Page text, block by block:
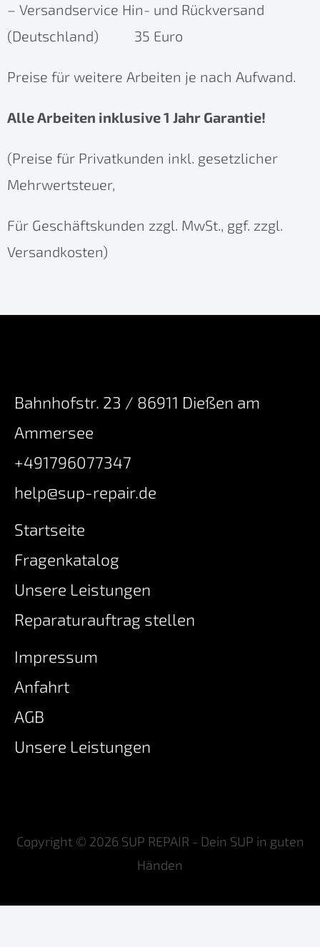
– Versandservice Hin- und Rückversand
(Deutschland) 35 Euro
Preise für weitere Arbeiten je nach Aufwand.
Alle Arbeiten inklusive 1 Jahr Garantie!
(Preise für Privatkunden inkl. gesetzlicher
Mehrwertsteuer,
Für Geschäftskunden zzgl. MwSt., ggf. zzgl.
Versandkosten)
Bahnhofstr. 23 / 86911 Dießen am
Ammersee
+491796077347
help@sup-repair.de
Startseite
Fragenkatalog
Unsere Leistungen
Reparaturauftrag stellen
Impressum
Anfahrt
AGB
Unsere Leistungen
Copyright © 2026 SUP REPAIR - Dein SUP in guten
Händen